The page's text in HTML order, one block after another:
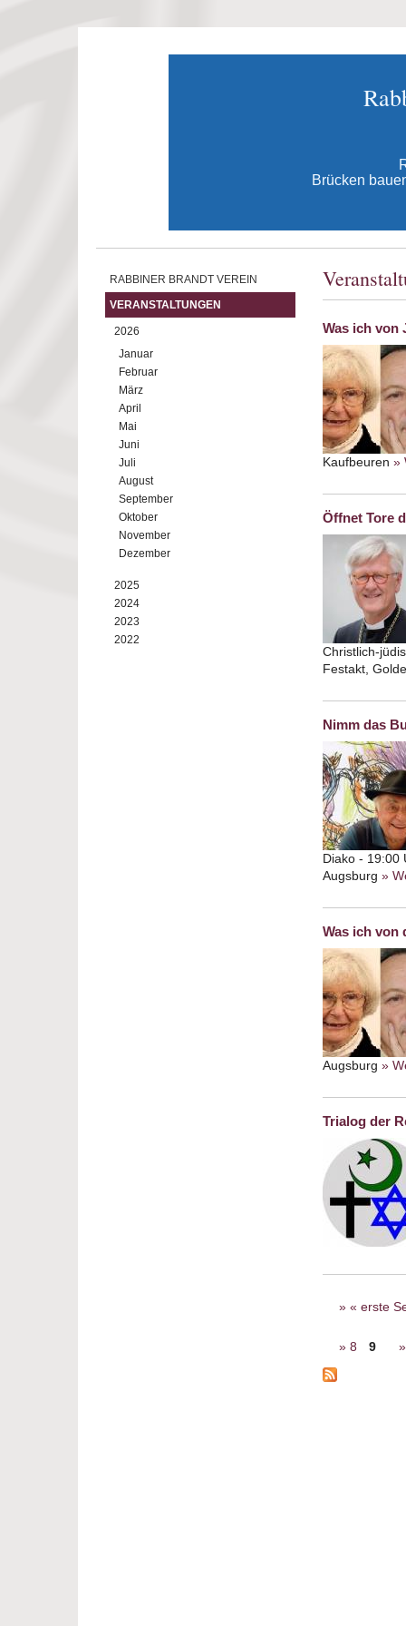
Brücken
RABBINER BRANDT VEREIN
VERANSTALTUNGEN
2026
Januar
Februar
März
April
Mai
Juni
Juli
August
September
Oktober
November
Dezember
2025
2024
2023
2022
Was ich von
Kaufbeuren »
Öffnet Tore
Christlich-
Festakt,
Nimm das
Diako - 19:00
Augsburg »
Was ich von
Augsburg »
Trialog der
Seiten
« erste
8 9